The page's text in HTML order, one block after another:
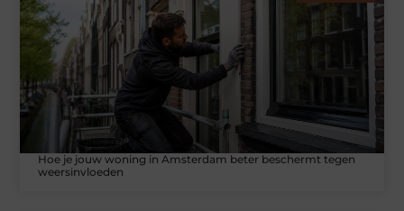
Hoe je jouw woning in Amsterdam beter beschermt tegen
weersinvloeden